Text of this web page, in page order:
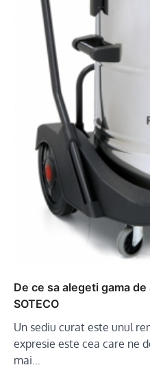
De ce sa alegeti gama
SOTECO
Un sediu curat este unul
expresie este cea care ne
mai…